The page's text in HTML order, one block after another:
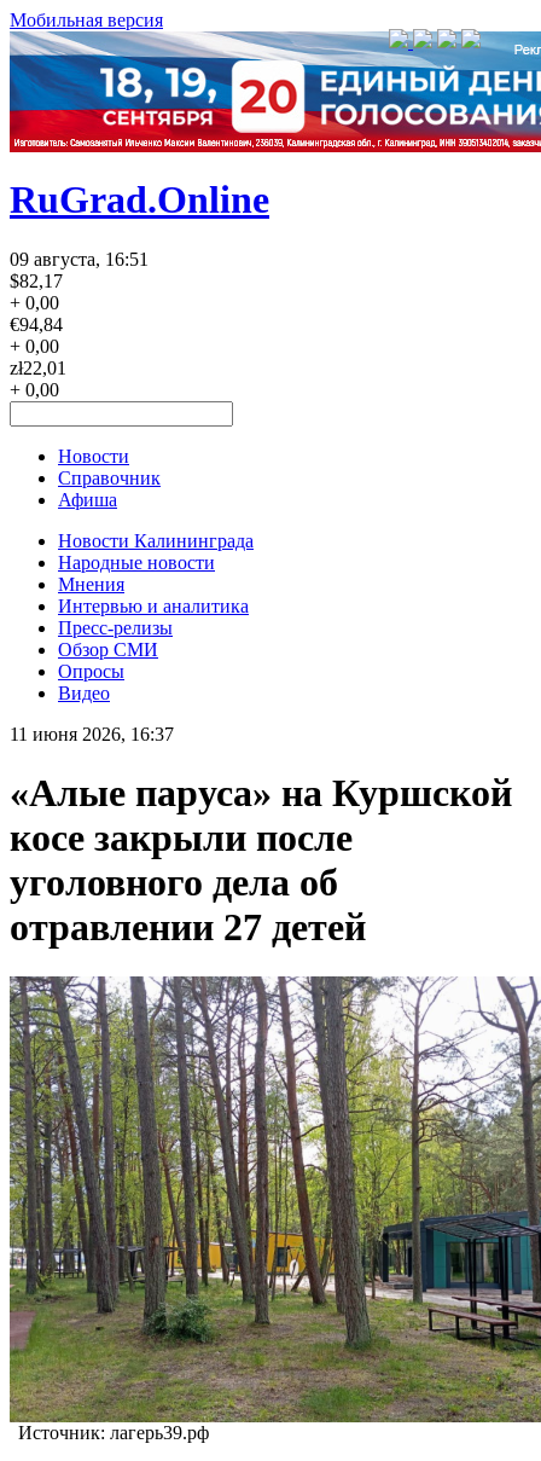
Мобильная версия
RuGrad.Online
09 августа, 16:51
$82,17
+ 0,00
€94,84
+ 0,00
zł22,01
+ 0,00
Новости
Справочник
Афиша
Новости Калининграда
Народные новости
Мнения
Интервью и аналитика
Пресс-релизы
Обзор СМИ
Опросы
Видео
11 июня 2026, 16:37
«Алые паруса» на Куршской
косе закрыли после
уголовного дела об
отравлении 27 детей
Источник: лагерь39.рф